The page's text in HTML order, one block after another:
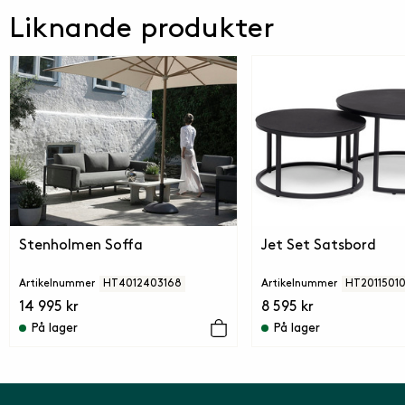
Liknande produkter
Stenholmen Soffa
Artikelnummer HT4012403168
14 995 kr
På lager
Jet Set Satsbord
Artikelnummer
8 595 kr
På lager